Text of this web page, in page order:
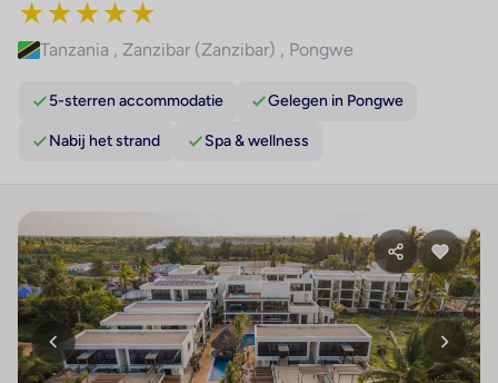
★★★★★
Tanzania , Zanzibar (Zanzibar) , Pongwe
5-sterren accommodatie Gelegen in Pongwe
Nabij het strand Spa & wellness